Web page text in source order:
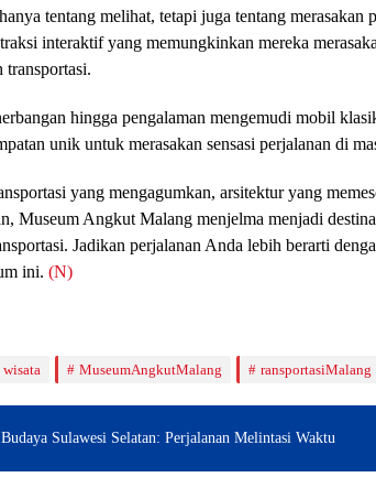
tentang melihat, tetapi juga tentang merasakan
interaktif yang memungkinkan mereka
transportasi.
hingga pengalaman mengemudi mobil
unik untuk merasakan sensasi perjalanan di
yang mengagumkan, arsitektur yang
Museum Angkut Malang menjelma menjadi
Jadikan perjalanan Anda lebih berarti
ini. (N)
MuseumAngkutMalang ransportasiMalang
Sulawesi Selatan: Perjalanan Melintasi Waktu